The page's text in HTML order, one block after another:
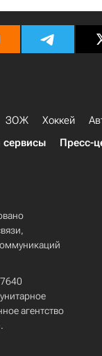
ЗОЖ Хоккей
сервисы Пресс-
агентство